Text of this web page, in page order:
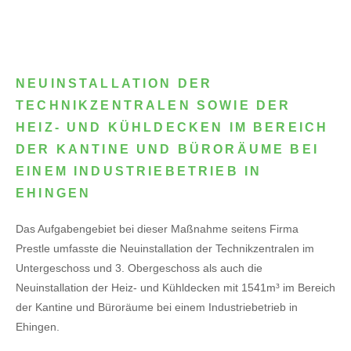
NEUINSTALLATION DER
TECHNIKZENTRALEN SOWIE DER
HEIZ- UND KÜHLDECKEN IM BEREICH
DER KANTINE UND BÜRORÄUME BEI
EINEM INDUSTRIEBETRIEB IN
EHINGEN
Das Aufgabengebiet bei dieser Maßnahme seitens Firma
Prestle umfasste die Neuinstallation der Technikzentralen im
Untergeschoss und 3. Obergeschoss als auch die
Neuinstallation der Heiz- und Kühldecken mit 1541m³ im Bereich
der Kantine und Büroräume bei einem Industriebetrieb in
Ehingen.